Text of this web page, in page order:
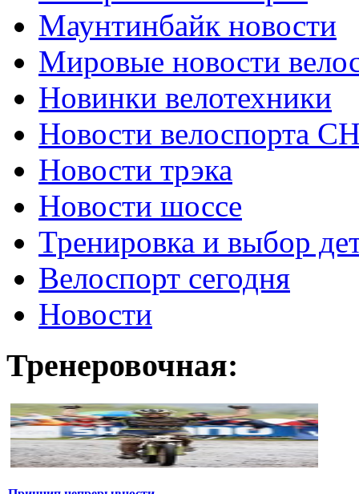
Маунтинбайк новости
Мировые новости
Новинки велотехники
Новости велоспорта
Новости трэка
Новости шоссе
Тренировка и выбор
Велоспорт сегодня
Новости
Тренеровочная: